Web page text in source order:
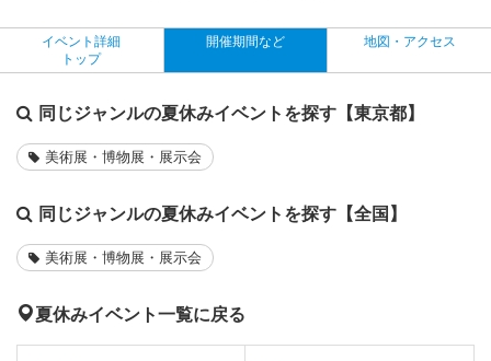
イベント詳細
トップ
開催期間など 地図・アクセス
同じジャンルの夏休みイベントを探す【東京都】
美術展・博物展・展示会
同じジャンルの夏休みイベントを探す【全国】
美術展・博物展・展示会
夏休みイベント一覧に戻る